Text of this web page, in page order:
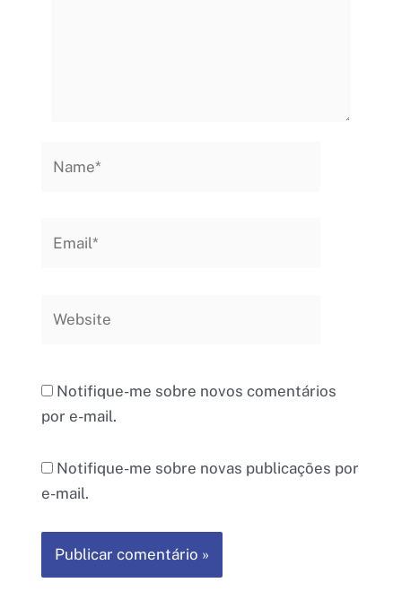
Notifique-me sobre novos comentários
por e-mail.
Notifique-me sobre novas publicações por
e-mail.